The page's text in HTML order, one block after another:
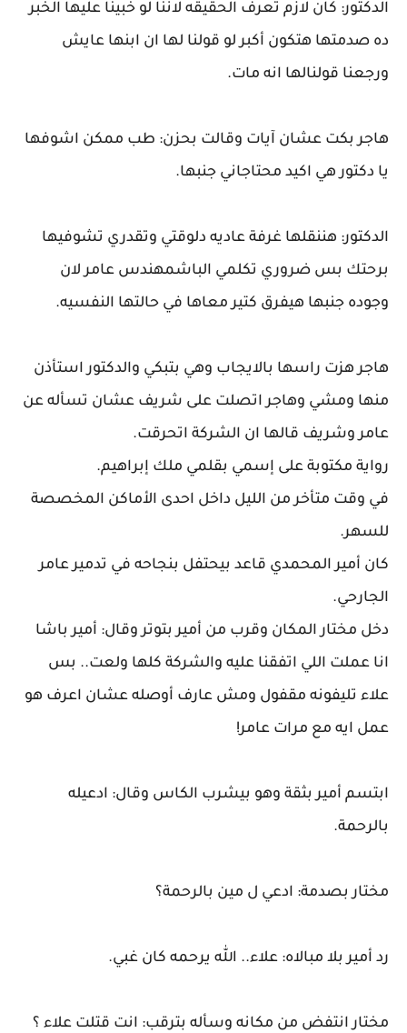
الدكتور: كان لازم تعرف الحقيقه لاننا لو خبينا عليها الخبر
ده صدمتها هتكون أكبر لو قولنا لها ان ابنها عايش
ورجعنا قولنالها انه مات.
هاجر بكت عشان آيات وقالت بحزن: طب ممكن اشوفها
يا دكتور هي اكيد محتاجاني جنبها.
الدكتور: هننقلها غرفة عاديه دلوقتي وتقدري تشوفيها
برحتك بس ضروري تكلمي الباشمهندس عامر لان
وجوده جنبها هيفرق كتير معاها في حالتها النفسيه.
هاجر هزت راسها بالايجاب وهي بتبكي والدكتور استأذن
منها ومشي وهاجر اتصلت على شريف عشان تسأله عن
عامر وشريف قالها ان الشركة اتحرقت.
رواية مكتوبة على إسمي بقلمي ملك إبراهيم.
في وقت متأخر من الليل داخل احدى الأماكن المخصصة
للسهر.
كان أمير المحمدي قاعد بيحتفل بنجاحه في تدمير عامر
الجارحي.
دخل مختار المكان وقرب من أمير بتوتر وقال: أمير باشا
انا عملت اللي اتفقنا عليه والشركة كلها ولعت.. بس
علاء تليفونه مقفول ومش عارف أوصله عشان اعرف هو
عمل ايه مع مرات عامر!
ابتسم أمير بثقة وهو بيشرب الكاس وقال: ادعيله
بالرحمة.
مختار بصدمة: ادعي ل مين بالرحمة؟
رد أمير بلا مبالاه: علاء.. الله يرحمه كان غبي.
مختار انتفض من مكانه وسأله بترقب: انت قتلت علاء ؟